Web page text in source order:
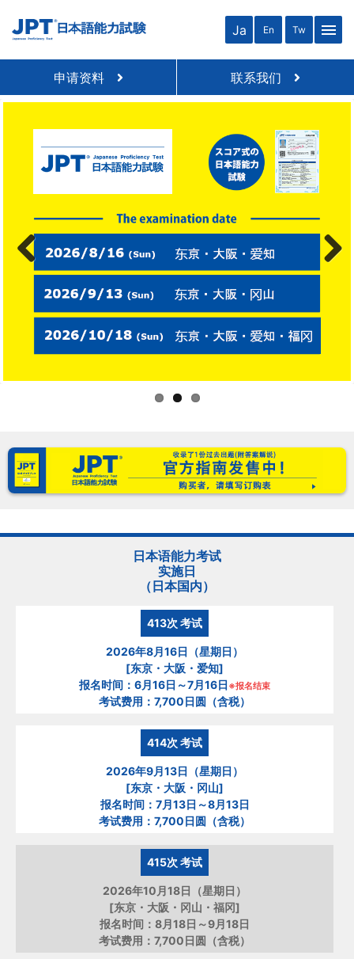
Ja En Tw menu
申请资料 联系我们
日本语能力考试
实施日
（日本国内）
413次 考试
2026年8月16日（星期日）
[东京・大阪・爱知]
报名时间：6月16日～7月16日 ※报名结束
考试费用：7,700日圆（含税）
414次 考试
2026年9月13日（星期日）
[东京・大阪・冈山]
报名时间：7月13日～8月13日
考试费用：7,700日圆（含税）
415次 考试
2026年10月18日（星期日）
[东京・大阪・冈山・福冈]
报名时间：8月18日～9月18日
考试费用：7,700日圆（含税）